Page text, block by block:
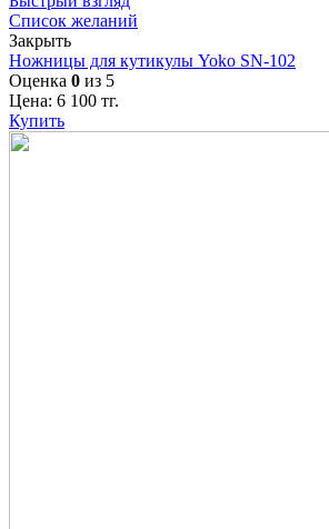
Список желаний
Закрыть
Ножницы для кутикулы Yoko SN-102
Оценка 0 из 5
Цена: 6 100 тг.
Купить